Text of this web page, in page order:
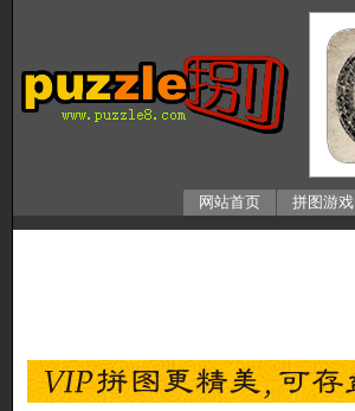
网站首页 拼图游戏